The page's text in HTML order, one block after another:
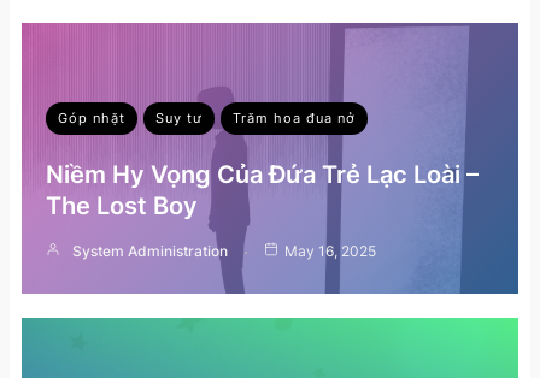
Góp nhặt Suy tư Trăm hoa đua nở
Niềm Hy Vọng Của Đứa Trẻ Lạc Loài –
The Lost Boy
System Administration May 16, 2025